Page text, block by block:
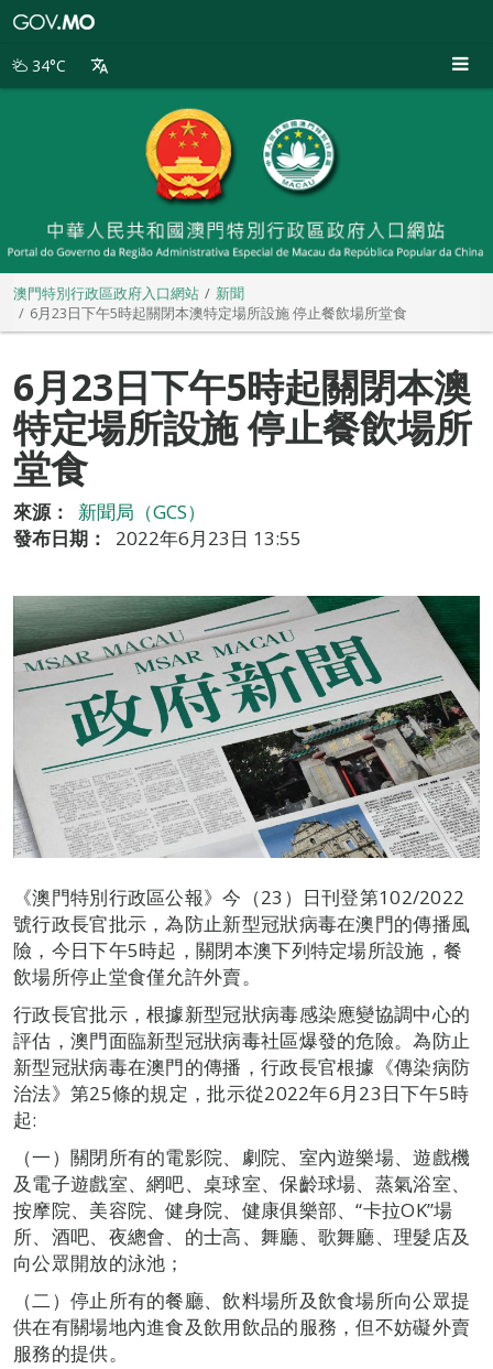
別
34°C
澳門特別行政區政府入口網站
新聞
6月23日下午5時起關閉本澳特定場所設施 停止餐飲場所堂食
6月23日下午5時起關閉本澳
特定場所設施 停止餐飲場所
堂食
來源：
新聞局（GCS）
發布日期：
2022年6月23日 13:55
《澳門特別行政區公報》今（23）日刊登第102/2022
號行政長官批示，為防止新型冠狀病毒在澳門的傳播風
險，今日下午5時起，關閉本澳下列特定場所設施，餐
飲場所停止堂食僅允許外賣。
行政長官批示，根據新型冠狀病毒感染應變協調中心的
評估，澳門面臨新型冠狀病毒社區爆發的危險。為防止
新型冠狀病毒在澳門的傳播，行政長官根據《傳染病防
治法》第25條的規定，批示從2022年6月23日下午5時
起:
（一）關閉所有的電影院、劇院、室內遊樂場、遊戲機
及電子遊戲室、網吧、桌球室、保齡球場、蒸氣浴室、
按摩院、美容院、健身院、健康俱樂部、“卡拉OK”場
所、酒吧、夜總會、的士高、舞廳、歌舞廳、理髮店及
向公眾開放的泳池；
（二）停止所有的餐廳、飲料場所及飲食場所向公眾提
供在有關場地內進食及飲用飲品的服務，但不妨礙外賣
服務的提供。